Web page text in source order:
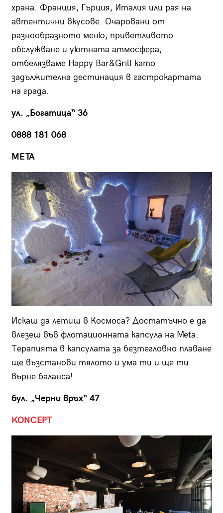
храна. Франция, Гърция, Италия или рая на
автентични вкусове. Очаровани от
разнообразното меню, приветливото
обслужване и уютната атмосфера,
отбелязваме Happy Bar&Grill като
задължителна дестинация в гастрокартата
на града.
ул. „Богатица“ 36
0888 181 068
META
Искаш да летиш в Космоса? Достатъчно е да
влезеш във флотационната капсула на Meta.
Терапията в капсулата за безтегловно плаване
ще възстанови тялото и ума ти и ще ти
върне баланса!
бул. „Черни връх“ 47
KONCEPT